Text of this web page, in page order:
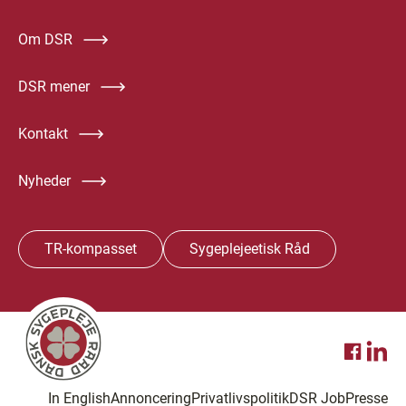
Om DSR
DSR mener
Kontakt
Nyheder
TR-kompasset Sygeplejeetisk Råd
In EnglishAnnonceringPrivatlivspolitikDSR JobPresse